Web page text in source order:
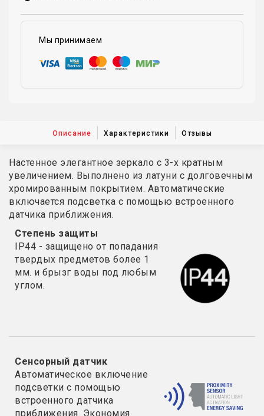
Мы принимаем
Описание Характеристики Отзывы
Настенное элегантное зеркало с 3-х кратным
увеличением. Выполнено из латуни с долговечным
хромированным покрытием. Автоматические
включается подсветка с помощью встроенного
датчика приближения.
Степень защиты
IP44 - защищено от попадания
твердых предметов более 1
мм. и брызг воды под любым
углом.
Сенсорный датчик
Автоматическое включение
подсветки с помощью
встроенного датчика
приближения. Экономия